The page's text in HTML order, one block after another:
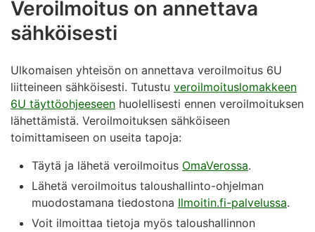
Veroilmoitus on annettava
sähköisesti
Ulkomaisen yhteisön on annettava veroilmoitus 6U
liitteineen sähköisesti. Tutustu veroilmoituslomakkeen
6U täyttöohjeeseen huolellisesti ennen veroilmoituksen
lähettämistä. Veroilmoituksen sähköiseen
toimittamiseen on useita tapoja:
Täytä ja lähetä veroilmoitus OmaVerossa.
Lähetä veroilmoitus taloushallinto-ohjelman
muodostamana tiedostona Ilmoitin.fi-palvelussa.
Voit ilmoittaa tietoja myös taloushallinnon